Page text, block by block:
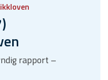
rapport –